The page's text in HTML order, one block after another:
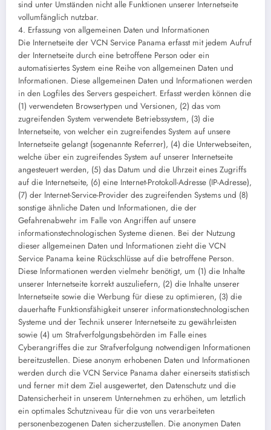
sind unter Umständen nicht alle Funktionen unserer Internetseite
vollumfänglich nutzbar.
4. Erfassung von allgemeinen Daten und Informationen
Die Internetseite der VCN Service Panama erfasst mit jedem Aufruf
der Internetseite durch eine betroffene Person oder ein
automatisiertes System eine Reihe von allgemeinen Daten und
Informationen. Diese allgemeinen Daten und Informationen werden
in den Logfiles des Servers gespeichert. Erfasst werden können die
(1) verwendeten Browsertypen und Versionen, (2) das vom
zugreifenden System verwendete Betriebssystem, (3) die
Internetseite, von welcher ein zugreifendes System auf unsere
Internetseite gelangt (sogenannte Referrer), (4) die Unterwebseiten,
welche über ein zugreifendes System auf unserer Internetseite
angesteuert werden, (5) das Datum und die Uhrzeit eines Zugriffs
auf die Internetseite, (6) eine Internet-Protokoll-Adresse (IP-Adresse),
(7) der Internet-Service-Provider des zugreifenden Systems und (8)
sonstige ähnliche Daten und Informationen, die der
Gefahrenabwehr im Falle von Angriffen auf unsere
informationstechnologischen Systeme dienen. Bei der Nutzung
dieser allgemeinen Daten und Informationen zieht die VCN
Service Panama keine Rückschlüsse auf die betroffene Person.
Diese Informationen werden vielmehr benötigt, um (1) die Inhalte
unserer Internetseite korrekt auszuliefern, (2) die Inhalte unserer
Internetseite sowie die Werbung für diese zu optimieren, (3) die
dauerhafte Funktionsfähigkeit unserer informationstechnologischen
Systeme und der Technik unserer Internetseite zu gewährleisten
sowie (4) um Strafverfolgungsbehörden im Falle eines
Cyberangriffes die zur Strafverfolgung notwendigen Informationen
bereitzustellen. Diese anonym erhobenen Daten und Informationen
werden durch die VCN Service Panama daher einerseits statistisch
und ferner mit dem Ziel ausgewertet, den Datenschutz und die
Datensicherheit in unserem Unternehmen zu erhöhen, um letztlich
ein optimales Schutzniveau für die von uns verarbeiteten
personenbezogenen Daten sicherzustellen. Die anonymen Daten